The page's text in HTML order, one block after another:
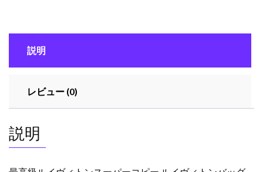
ー
コ
ー
ル
説明
レビュー (0)
説明